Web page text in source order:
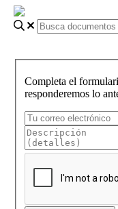
Completa el
responderemos lo